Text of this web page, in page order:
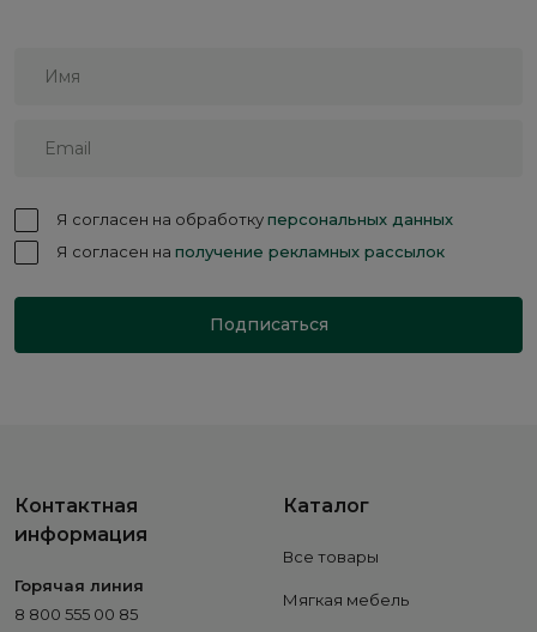
Я согласен на обработкуперсональных данных
Я согласен на получение рекламных рассылок
Подписаться
Контактная
информация
Горячая линия
8 800 555 00 85
Каталог
Все товары
Мягкая мебель